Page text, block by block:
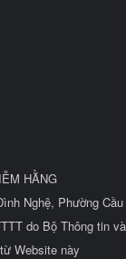
HẰNG
Nghệ, Phường
do Bộ Thông tin
Website này